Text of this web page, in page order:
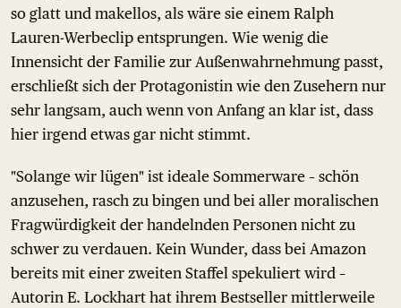
so glatt und makellos, als wäre sie einem Ralph
Lauren-Werbeclip entsprungen. Wie wenig die
Innensicht der Familie zur Außenwahrnehmung passt,
erschließt sich der Protagonistin wie den Zusehern nur
sehr langsam, auch wenn von Anfang an klar ist, dass
hier irgend etwas gar nicht stimmt.
"Solange wir lügen" ist ideale Sommerware – schön
anzusehen, rasch zu bingen und bei aller moralischen
Fragwürdigkeit der handelnden Personen nicht zu
schwer zu verdauen. Kein Wunder, dass bei Amazon
bereits mit einer zweiten Staffel spekuliert wird –
Autorin E. Lockhart hat ihrem Bestseller mittlerweile